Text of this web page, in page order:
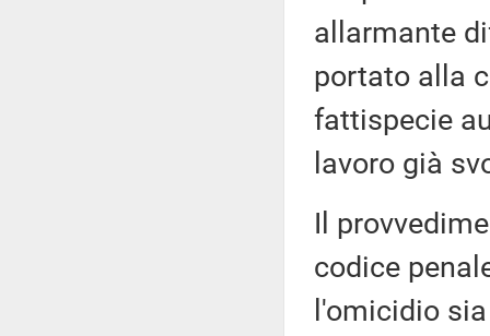
allarmante
portato alla
fattispecie
lavoro già
Il
codice
l'omicidio